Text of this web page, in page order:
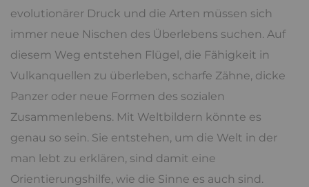
evolutionärer Druck und die Arten müssen sich
immer neue Nischen des Überlebens suchen. Auf
diesem Weg entstehen Flügel, die Fähigkeit in
Vulkanquellen zu überleben, scharfe Zähne, dicke
Panzer oder neue Formen des sozialen
Zusammenlebens. Mit Weltbildern könnte es
genau so sein. Sie entstehen, um die Welt in der
man lebt zu erklären, sind damit eine
Orientierungshilfe, wie die Sinne es auch sind.